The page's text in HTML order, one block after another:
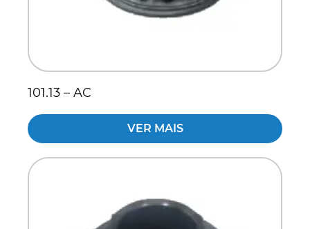
101.13 – AC
VER MAIS